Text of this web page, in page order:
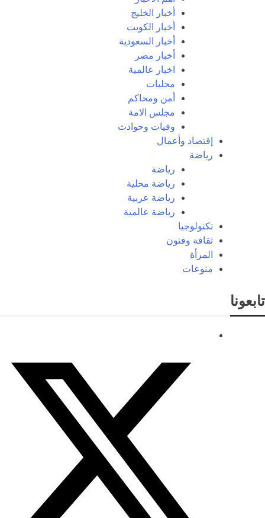
أخبار الخليج
أخبار الكويت
أخبار السعودية
أخبار مصر
اخبار عالمية
محليات
أمن ومحاكم
مجلس الامة
وفيات وحوادث
إقتصاد وأعمال
رياضة
رياضة
رياضة محلية
رياضة عربية
رياضة عالمية
تكنولوجيا
ثقافة وفنون
المرأة
منوعات
تابعونا